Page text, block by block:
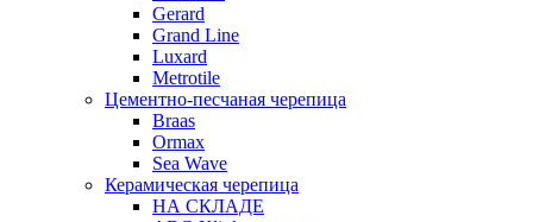
Gerard
Grand Line
Luxard
Metrotile
Цементно-песчаная черепица
Braas
Ormax
Sea Wave
Керамическая черепица
НА СКЛАДЕ